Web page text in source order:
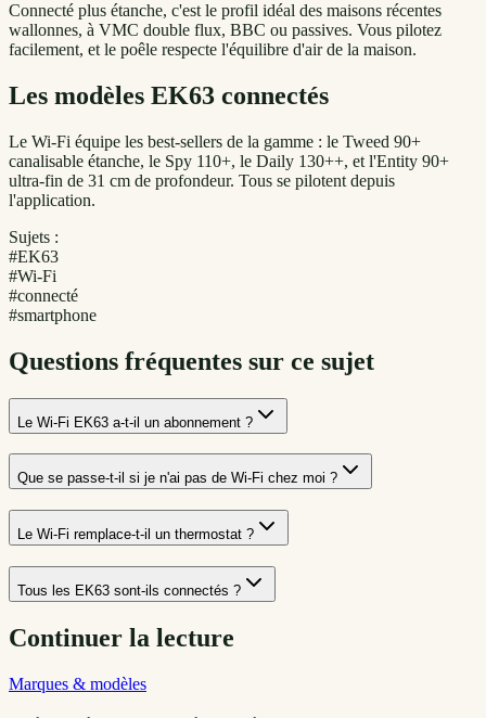
Connecté plus étanche, c'est le profil idéal des maisons récentes
wallonnes, à VMC double flux, BBC ou passives. Vous pilotez
facilement, et le poêle respecte l'équilibre d'air de la maison.
Les modèles EK63 connectés
Le Wi-Fi équipe les best-sellers de la gamme : le Tweed 90+
canalisable étanche, le Spy 110+, le Daily 130++, et l'Entity 90+
ultra-fin de 31 cm de profondeur. Tous se pilotent depuis
l'application.
Sujets :
#EK63
#Wi-Fi
#connecté
#smartphone
Questions fréquentes sur ce sujet
Le Wi-Fi EK63 a-t-il un abonnement ?
Que se passe-t-il si je n'ai pas de Wi-Fi chez moi ?
Le Wi-Fi remplace-t-il un thermostat ?
Tous les EK63 sont-ils connectés ?
Continuer la lecture
Marques & modèles